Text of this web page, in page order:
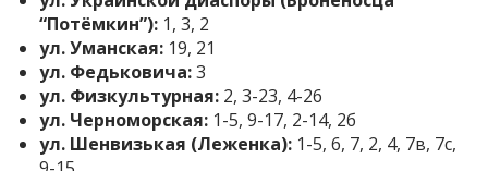
“Потёмкин”): 1, 3, 2
ул. Уманская: 19, 21
ул. Федьковича:3
ул. Физкультурная: 2, 3-23, 4-26
ул. Черноморская: 1-5, 9-17, 2-14, 2б
ул. Шенвизькая (Леженка): 1-5, 6, 7, 2, 4, 7в, 7с,